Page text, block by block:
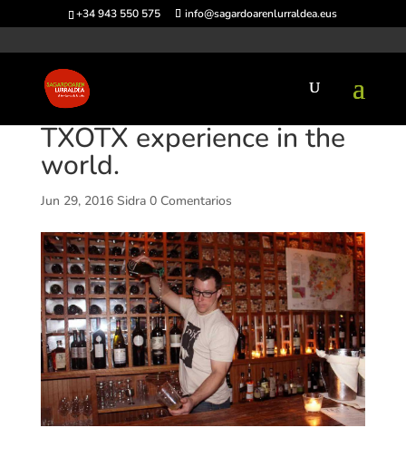
+34 943 550 575 info@sagardoarenlurraldea.eus
TXOTX experience in the
world.
Jun 29, 2016 Sidra 0 Comentarios